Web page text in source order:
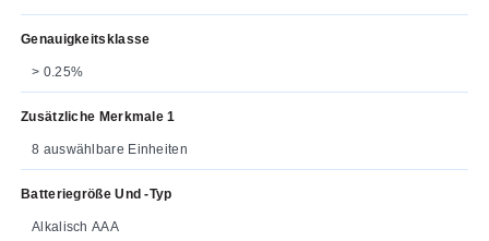
Genauigkeitsklasse
> 0.25%
Zusätzliche Merkmale 1
8 auswählbare Einheiten
Batteriegröße Und -typ
Alkalisch AAA